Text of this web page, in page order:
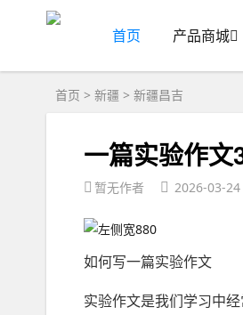
首页 产品商城
首页 > 新疆 > 新疆昌吉
一篇实验作
暂无作者 2026-03-
如何写一篇实验作文
实验作文是我们学习中